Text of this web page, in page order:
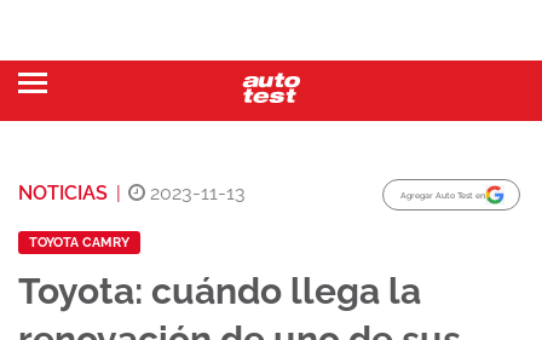
NOTICIAS | 2023-11-13 Agregar Auto Test en
TOYOTA CAMRY
Toyota: cuándo llega la